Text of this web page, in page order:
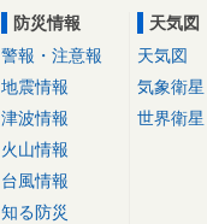
防災情報
警報・注意報
地震情報
津波情報
火山情報
台風情報
知る防災
天気図
天気図
気象衛星
世界衛星